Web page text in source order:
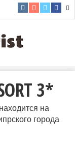
3*
на
города